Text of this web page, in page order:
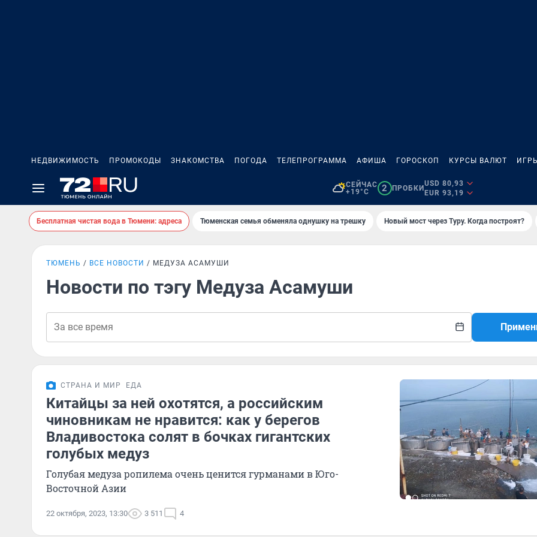
НЕДВИЖИМОСТЬ ПРОМОКОДЫ ЗНАКОМСТВА ПОГОДА ТЕЛЕПРОГРАММА АФИША ГОРОСКОП КУРСЫ ВАЛЮТ
СЕЙЧАС
+19°C
2 ПРОБКИ
USD 80,93
EUR 93,19
Бесплатная чистая вода в Тюмени: адреса Тюменская семья обменяла однушку на трешку Новый мост через Туру. Когда построят?
ТЮМЕНЬ ВСЕ НОВОСТИ МЕДУЗА АСАМУШИ
Новости по тэгу Медуза Асамуши
СТРАНА И МИР ЕДА
Китайцы за ней охотятся, а российским
чиновникам не нравится: как у берегов
Владивостока солят в бочках гигантских
голубых медуз
Голубая медуза ропилема очень ценится гурманами в Юго-
Восточной Азии
22 октября, 2023, 13:30 3 511 4